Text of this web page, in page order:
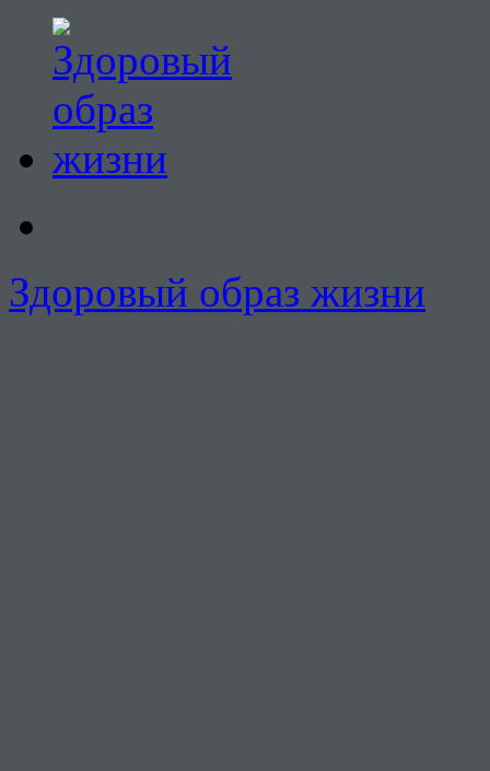
Здоровый образ жизни